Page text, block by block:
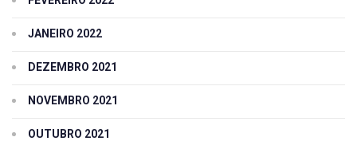
JANEIRO 2022
DEZEMBRO 2021
NOVEMBRO 2021
OUTUBRO 2021